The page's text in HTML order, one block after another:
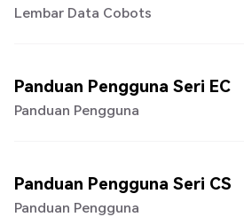
Lembar Data Cobots
Panduan Pengguna Seri EC
Panduan Pengguna
Panduan Pengguna Seri CS
Panduan Pengguna